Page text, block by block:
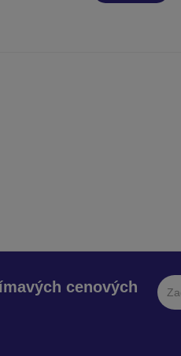
cenových